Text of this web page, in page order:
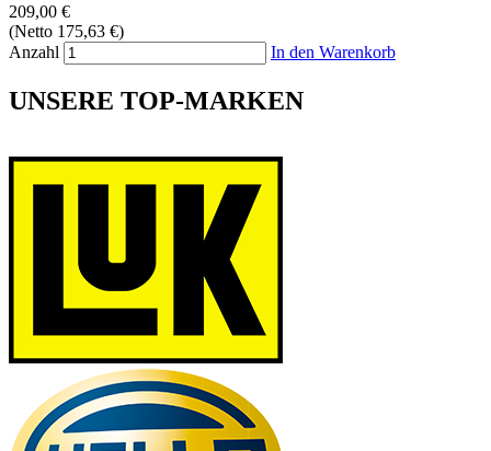
209,00 €
(Netto 175,63 €)
Anzahl
In den Warenkorb
UNSERE TOP-MARKEN